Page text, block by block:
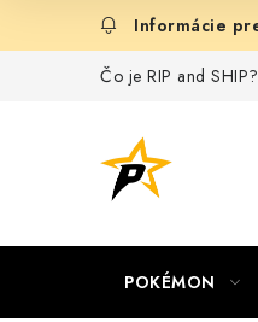
Čo je RIP and SHIP?
POKÉMON